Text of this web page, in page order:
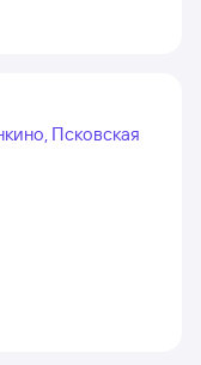
Псковская